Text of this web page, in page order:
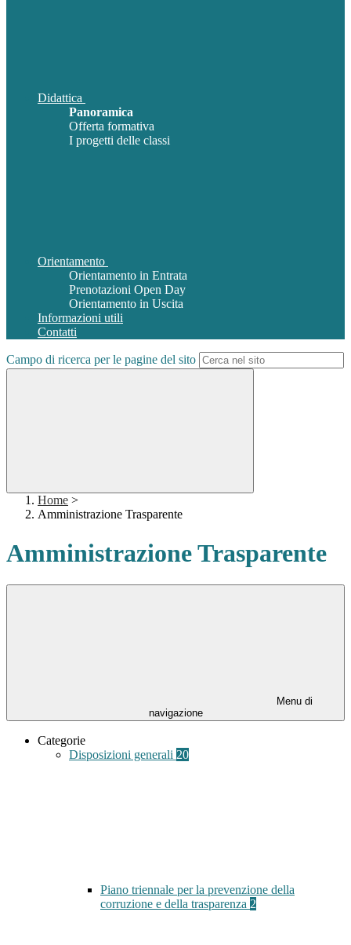
Didattica
Panoramica
Offerta formativa
I progetti delle classi
Orientamento
Orientamento in Entrata
Prenotazioni Open Day
Orientamento in Uscita
Informazioni utili
Contatti
Campo di ricerca per le pagine del sito
Home >
Amministrazione Trasparente
Amministrazione Trasparente
Menu di
navigazione
Categorie
Disposizioni generali 20
Piano triennale per la prevenzione della
corruzione e della trasparenza 2